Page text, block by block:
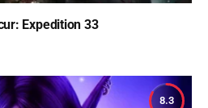
Expedition 33
8.3